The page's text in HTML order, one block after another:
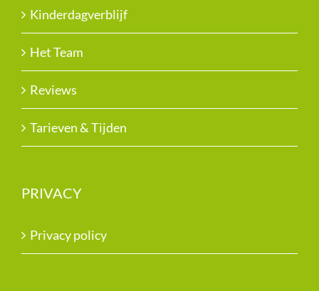
Kinderdagverblijf
Het Team
Reviews
Tarieven & Tijden
PRIVACY
Privacy policy